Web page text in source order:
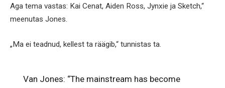
Aga tema vastas: Kai Cenat, Aiden Ross, Jynxie ja Sketch,“
meenutas Jones.
„Ma ei teadnud, kellest ta räägib,“ tunnistas ta.
Van Jones: “The mainstream has become